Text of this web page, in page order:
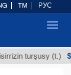
(t.)
TM РУС